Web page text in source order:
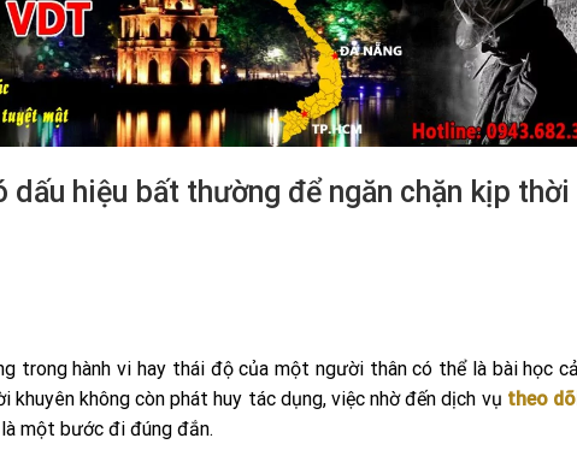
hiệu bất thường để ngăn chặn kịp thời
trong hành vi hay thái độ của một người thân có thể là bài học
không còn phát huy tác dụng, việc nhờ đến dịch vụ theo
là một bước đi đúng đắn.